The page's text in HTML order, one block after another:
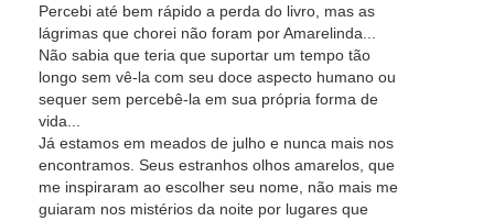
Percebi até bem rápido a perda do livro, mas as
lágrimas que chorei não foram por Amarelinda...
Não sabia que teria que suportar um tempo tão
longo sem vê-la com seu doce aspecto humano ou
sequer sem percebê-la em sua própria forma de
vida...
Já estamos em meados de julho e nunca mais nos
encontramos. Seus estranhos olhos amarelos, que
me inspiraram ao escolher seu nome, não mais me
guiaram nos mistérios da noite por lugares que